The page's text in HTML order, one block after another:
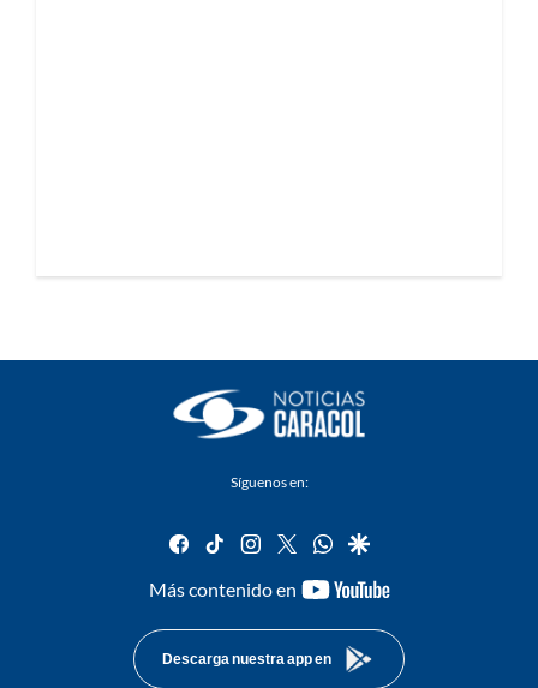
Síguenos en:
facebook
tiktok instagram
twitterwhatsapp
google
Más contenido en
youtube-
Descarga nuestra app en